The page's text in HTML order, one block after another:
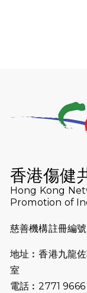
2026-07-23
2026-07-10
2026-07-09
2026-07-02
香港傷健
Hong Kong
Promotion of
慈善機構註冊編
地址︰香港九龍
室
電話︰2771 9666